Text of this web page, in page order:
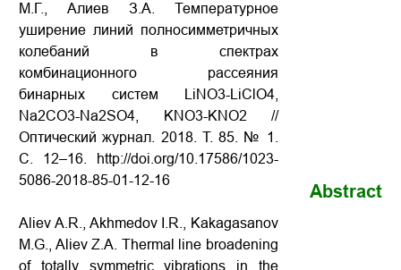
М.Г., Алиев З.А. Температурное
уширение линий полносимметричных
колебаний в спектрах
комбинационного рассеяния
бинарных систем LiNO3-LiClO4,
Na2CO3-Na2SO4, KNO3-KNO2 //
Оптический журнал. 2018. Т. 85. № 1.
С. 12–16. http://doi.org/10.17586/1023-
5086-2018-85-01-12-16
Aliev A.R., Akhmedov I.R., Kakagasanov
M.G., Aliev Z.A. Thermal line broadening
of totally symmetric vibrations in the
Abstract